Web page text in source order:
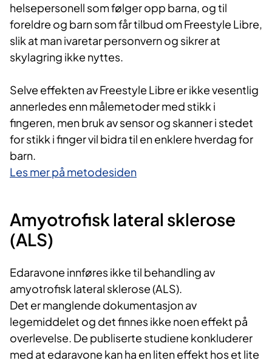
helsepersonell som følger opp barna, og til
foreldre og barn som får tilbud om Freestyle Libre,
slik at man ivaretar personvern og sikrer at
skylagring ikke nyttes.
Selve effekten av Freestyle Libre er ikke vesentlig
annerledes enn målemetoder med stikk i
fingeren, men bruk av sensor og skanner i stedet
for stikk i finger vil bidra til en enklere hverdag for
barn.
Les mer på metodesiden
Amyotrofisk lateral sklerose
(ALS)
Edaravone innføres ikke til behandling av
amyotrofisk lateral sklerose (ALS).
Det er manglende dokumentasjon av
legemiddelet og det finnes ikke noen effekt på
overlevelse. De publiserte studiene konkluderer
med at edaravone kan ha en liten effekt hos et lite